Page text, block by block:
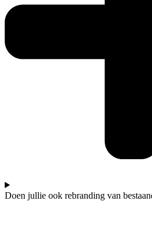
Doen jullie ook rebranding van